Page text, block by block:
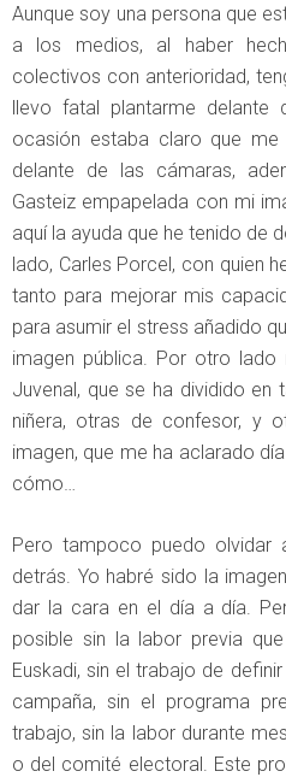
Aunque soy una persona que
a los medios, al haber
colectivos con anterioridad,
llevo fatal plantarme
ocasión estaba claro que
delante de las cámaras,
Gasteiz empapelada con mi
aquí la ayuda que he tenido de
lado, Carles Porcel, con quien
tanto para mejorar mis
para asumir el stress añadido
imagen pública. Por otro lado
Juvenal, que se ha dividido en
niñera, otras de confesor, y
imagen, que me ha aclarado
cómo…
Pero tampoco puedo
detrás. Yo habré sido la
dar la cara en el día a día.
posible sin la labor previa
Euskadi, sin el trabajo de
campaña, sin el programa
trabajo, sin la labor durante
o del comité electoral. Este